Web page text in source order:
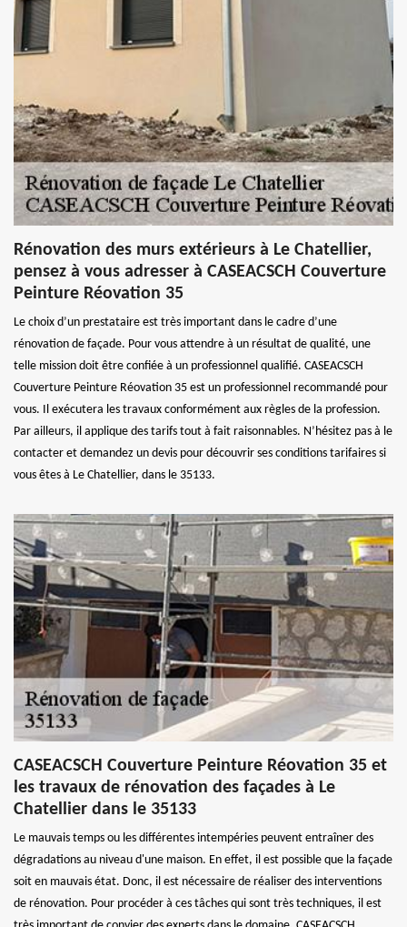
Rénovation des murs extérieurs à Le Chatellier,
pensez à vous adresser à CASEACSCH Couverture
Peinture Réovation 35
Le choix d’un prestataire est très important dans le cadre d’une
rénovation de façade. Pour vous attendre à un résultat de qualité, une
telle mission doit être confiée à un professionnel qualifié. CASEACSCH
Couverture Peinture Réovation 35 est un professionnel recommandé pour
vous. Il exécutera les travaux conformément aux règles de la profession.
Par ailleurs, il applique des tarifs tout à fait raisonnables. N’hésitez pas à le
contacter et demandez un devis pour découvrir ses conditions tarifaires si
vous êtes à Le Chatellier, dans le 35133.
CASEACSCH Couverture Peinture Réovation 35 et
les travaux de rénovation des façades à Le
Chatellier dans le 35133
Le mauvais temps ou les différentes intempéries peuvent entraîner des
dégradations au niveau d'une maison. En effet, il est possible que la façade
soit en mauvais état. Donc, il est nécessaire de réaliser des interventions
de rénovation. Pour procéder à ces tâches qui sont très techniques, il est